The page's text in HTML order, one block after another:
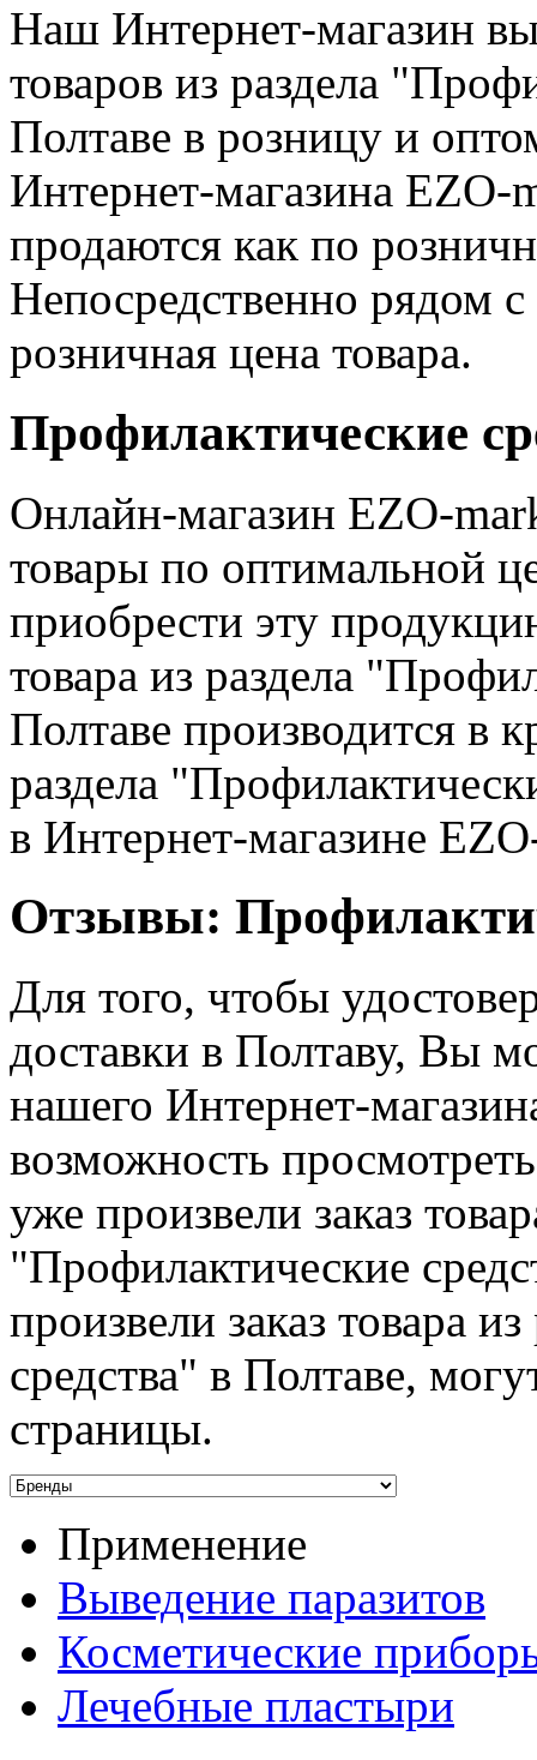
Наш Интернет-магазин
товаров из раздела
Полтаве в розницу и
Интернет-магазина EZO-
продаются как по
Непосредственно рядом
розничная цена товара.
Профилактические
Онлайн-магазин EZO-
товары по оптимальной
приобрести эту
товара из раздела
Полтаве производится в
раздела
в Интернет-магазине
Отзывы:
Для того, чтобы
доставки в Полтаву, Вы
нашего Интернет-
возможность
уже произвели заказ
"Профилактические
произвели заказ товара
средства" в Полтаве,
страницы.
Применение
Выведение паразитов
Косметические
Лечебные пластыри